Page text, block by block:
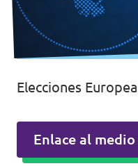
Elecciones
Enlace al medio